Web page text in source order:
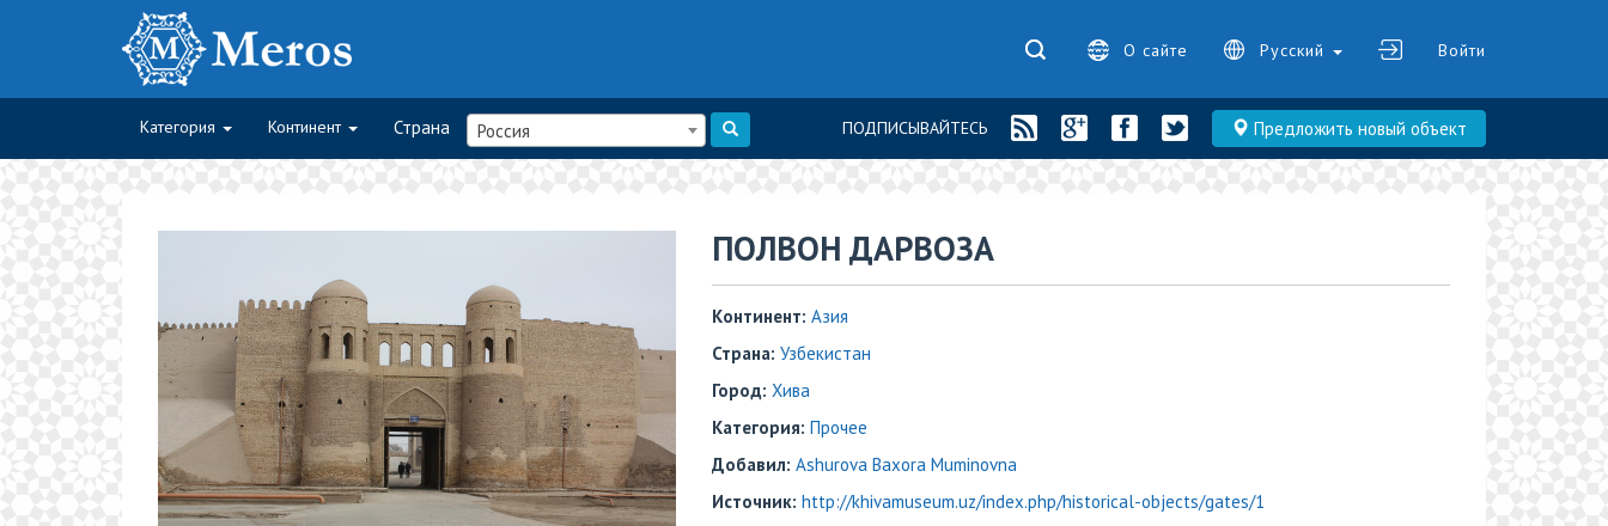
О сайте Русский Войти
Категория Континент Страна Россия Предложить новый объект
ПОДПИСЫВАЙТЕСЬ
ПОЛВОН ДАРВОЗА
Континент: Азия
Страна: Узбекистан
Город: Хива
Категория: Прочее
Добавил: Ashurova Baxora Muminovna
Источник: http://khivamuseum.uz/index.php/historical-objects/gates/1